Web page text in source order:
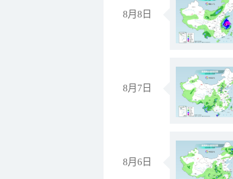
8月8日
8月7日
8月6日